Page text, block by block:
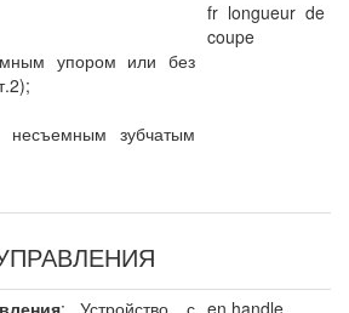
упором или без
зубчатым
fr longueur de
coupe
: Устройство, с en handle